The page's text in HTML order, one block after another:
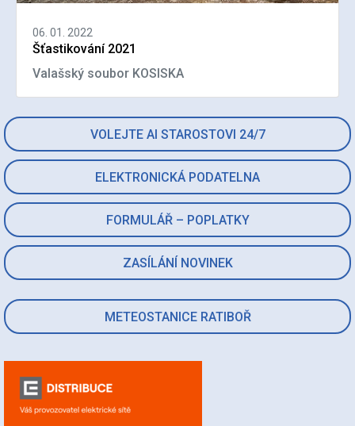
VOLEJTE AI STAROSTOVI 24/7
ELEKTRONICKÁ PODATELNA
FORMULÁŘ – POPLATKY
ZASÍLÁNÍ NOVINEK
METEOSTANICE RATIBOŘ
06. 01. 2022
Šťastikování 2021
Valašský soubor KOSISKA